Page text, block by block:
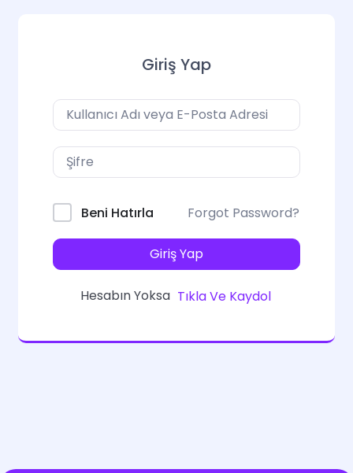
Giriş Yap
Beni Hatırla Forgot Password?
Giriş Yap
Hesabın Yoksa Tıkla Ve Kaydol